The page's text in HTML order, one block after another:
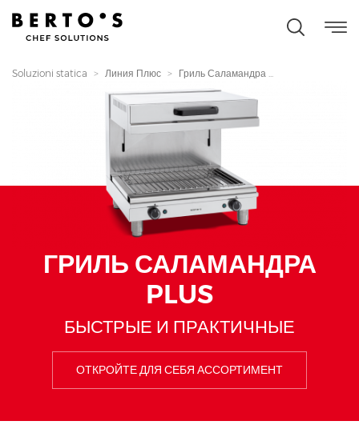
Soluzioni statica Линия Плюс Гриль Саламандра ...
ГРИЛЬ САЛАМАНДРА
PLUS
БЫСТРЫЕ И ПРАКТИЧНЫЕ
ОТКРОЙТЕ ДЛЯ СЕБЯ АССОРТИМЕНТ